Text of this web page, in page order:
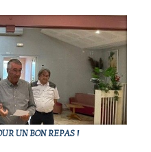
UN BON REPAS !